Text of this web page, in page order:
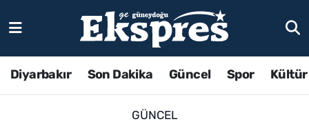
Diyarbakır Son Dakika Güncel Spor
GÜNCEL